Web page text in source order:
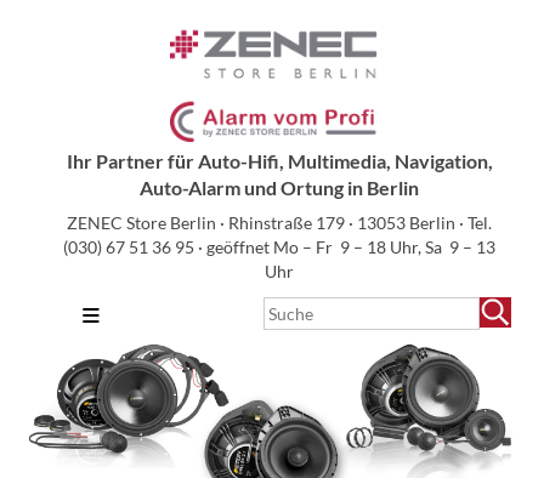
Ihr Partner für Auto-Hifi, Multimedia, Navigation,
Auto-Alarm und Ortung in Berlin
ZENEC Store Berlin · Rhinstraße 179 · 13053 Berlin · Tel.
(030) 67 51 36 95 · geöffnet Mo – Fr 9 – 18 Uhr, Sa 9 – 13
Uhr
≡